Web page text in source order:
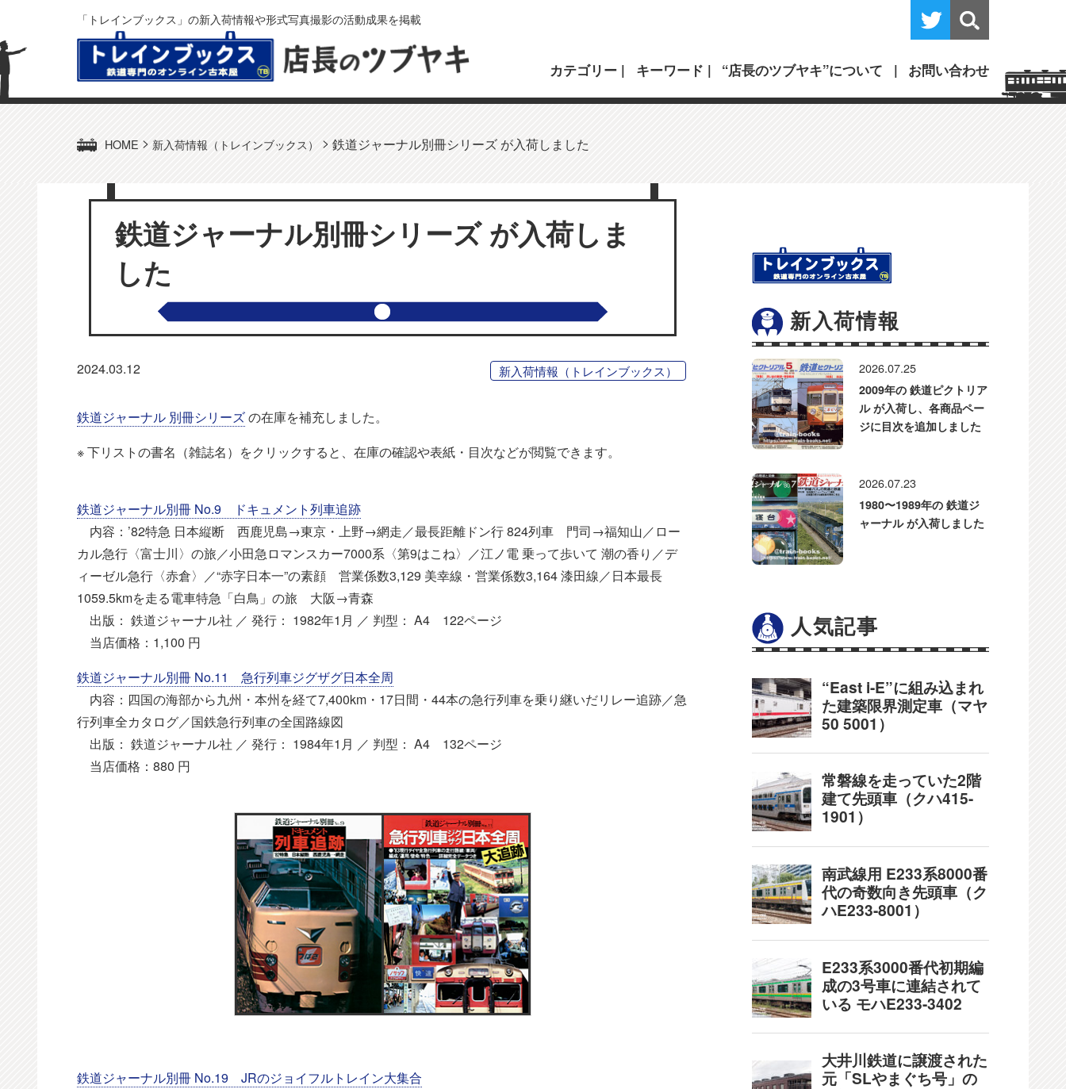
「トレインブックス」の新入荷情報や形式写真撮影の活動成果を掲載
カテゴリー キーワード “店長のツブヤキ”について お問い合わせ
HOME > 新入荷情報（トレインブックス） > 鉄道ジャーナル別冊シリーズ が入荷しました
鉄道ジャーナル別冊シリーズ が入荷しま
した
2024.03.12 新入荷情報（トレインブックス）
鉄道ジャーナル 別冊シリーズの在庫を補充しました。
※ 下リストの書名（雑誌名）をクリックすると、在庫の確認や表紙・目次などが閲覧できます。
鉄道ジャーナル別冊 No.9 ドキュメント列車追跡
内容：’82特急 日本縦断 西鹿児島→東京・上野→網走／最長距離ドン行 824列車 門司→福知山／ロー
カル急行〈富士川〉の旅／小田急ロマンスカー7000系〈第9はこね〉／江ノ電 乗って歩いて 潮の香り／デ
ィーゼル急行〈赤倉〉／“赤字日本一”の素顔 営業係数3,129 美幸線・営業係数3,164 漆田線／日本最長
1059.5kmを走る電車特急「白鳥」の旅 大阪→青森
出版： 鉄道ジャーナル社 ／ 発行： 1982年1月 ／ 判型： A4 122ページ
当店価格：1,100 円
鉄道ジャーナル別冊 No.11 急行列車ジグザグ日本全周
内容：四国の海部から九州・本州を経て7,400km・17日間・44本の急行列車を乗り継いだリレー追跡／急
行列車全カタログ／国鉄急行列車の全国路線図
出版： 鉄道ジャーナル社 ／ 発行： 1984年1月 ／ 判型： A4 132ページ
当店価格：880 円
鉄道ジャーナル別冊 No.19 JRのジョイフルトレイン大集合
新入荷情報
2026.07.25
2009年の 鉄道ピクトリア
ル が入荷し、各商品ペー
ジに目次を追加しました
2026.07.23
1980〜1989年の 鉄道ジ
ャーナル が入荷しました
人気記事